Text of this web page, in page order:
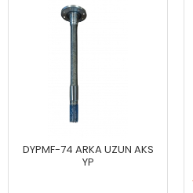
DYPMF-74 ARKA UZUN AKS
YP